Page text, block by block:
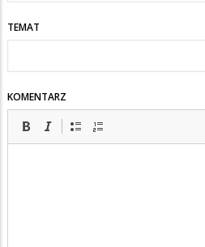
TEMAT
KOMENTARZ